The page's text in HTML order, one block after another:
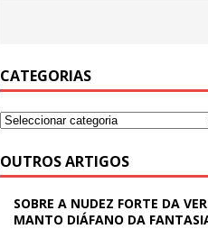
CATEGORIAS
OUTROS ARTIGOS
SOBRE A NUDEZ FORTE DA
MANTO DIÁFANO DA